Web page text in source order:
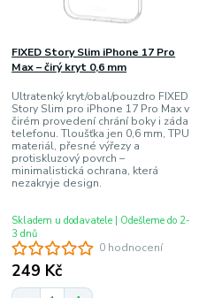
0 hodnocení
FIXED Story Slim iPhone 17 Pro
Max – čirý kryt 0,6 mm
Ultratenký kryt/obal/pouzdro FIXED
Story Slim pro iPhone 17 Pro Max v
čirém provedení chrání boky i záda
telefonu. Tloušťka jen 0,6 mm, TPU
materiál, přesné výřezy a
protiskluzový povrch –
minimalistická ochrana, která
nezakryje design.
249 Kč
Skladem u dodavatele | Odešleme do 2-
3 dnů